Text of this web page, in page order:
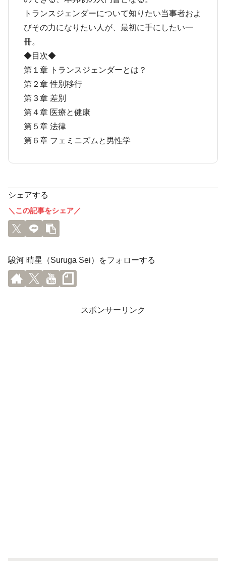
トランスジェンダーについて知りたい当事者およ
びその力になりたい人が、最初に手にしたい一
冊。
◆目次◆
第１章 トランスジェンダーとは？
第２章 性別移行
第３章 差別
第４章 医療と健康
第５章 法律
第６章 フェミニズムと男性学
シェアする
＼この記事をシェア／
駿河 晴星（Suruga Sei）をフォローする
スポンサーリンク